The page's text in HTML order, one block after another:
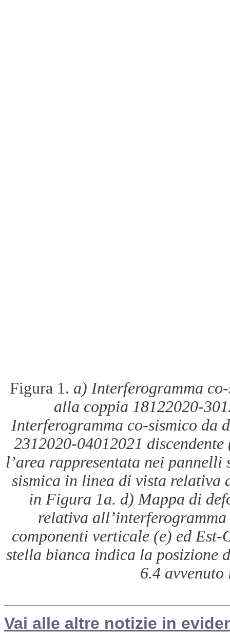
Figura 1. a) Interferogramma
alla coppia 18122020-
Interferogramma co-sismico da
2312020-04012021
l’area rappresentata nei
sismica in linea di vista relativa
in Figura 1a. d) Mappa di
relativa
componenti verticale (e) ed
stella bianca indica la posizione
6.4
Vai alle altre notizie in